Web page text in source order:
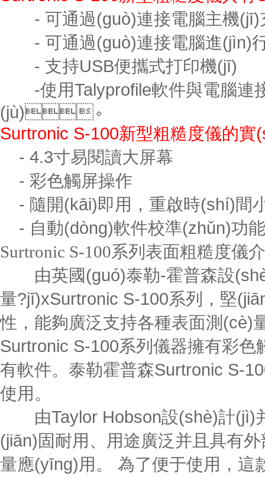
- 可通過(guò)連接電腦主機(jī)
- 可通過(guò)連接電腦進(jìn)
- 支持USB便攜式打印機(jī)
-使用Talyprofile軟件與電腦連
(jù)。
Surtronic S-100新型粗糙度儀的實
- 4.3寸易閱讀大屏幕
- 彩色觸屏操作
- 隨開(kāi)即用，重啟時(shí)間
- 自動(dòng)軟件校準(zhǔn)功能
Surtronic S-100系列表面粗糙度儀
由英國(guó)泰勒-霍普森設
量?jī)xSurtronic S-100系列，堅
性，能夠廣泛支持各種表面測(cè)量
Surtronic S-100系列儀器擁有彩
有軟件。泰勒霍普森Surtronic
使用。
由Taylor Hobson設(shè)計(jì)
(jiān)固耐用、用途廣泛并且具
量應(yīng)用。 為了便于使用